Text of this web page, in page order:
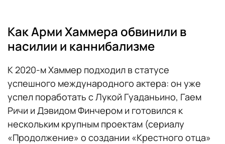
Как Арми Хаммера обвинили в
насилии и каннибализме
К 2020-м Хаммер подходил в статусе
успешного международного актера: он уже
успел поработать с Лукой Гуаданьино, Гаем
Ричи и Дэвидом Финчером и готовился к
нескольким крупным проектам (сериалу
«Продолжение» о создании «Крестного отца»